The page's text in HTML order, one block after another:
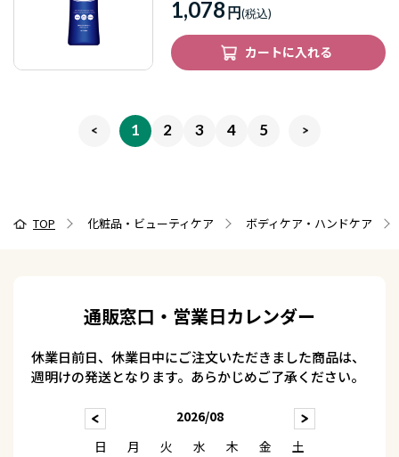
1,078 円
カートに入れる
1 2 3 4 5
TOP 化粧品・ビューティケア ボディケア・ハンドケア
通販窓口・営業日カレンダー
休業日前日、休業日中にご注文いただきました商品は、
週明けの発送となります。あらかじめご了承ください。
2026/08
日
月 火 水 木 金
土